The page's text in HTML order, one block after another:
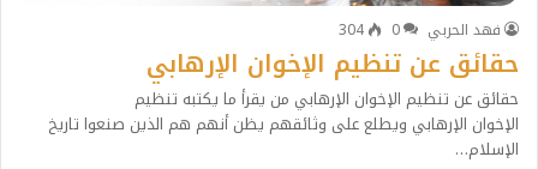
فهد الحربي
0
304
حقائق عن تنظيم الإخوان الإرهابي
حقائق عن تنظيم الإخوان الإرهابي من يقرأ ما يكتبه تنظيم
الإخوان الإرهابي ويطلع على وثائقهم يظن أنهم هم الذين صنعوا تاريخ
الإسلام…